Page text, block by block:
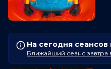
На сегодня сеансов
Ближайший сеанс завтра